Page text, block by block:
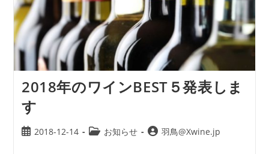
2018年のワインBEST５発表しま
す
2018-12-14 お知らせ 羽鳥@Xwine.jp